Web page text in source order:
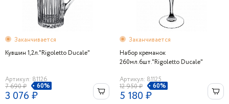
Заканчивается
Кувшин 1,2л."Rigoletto Ducale"
Артикул: 81126
7 690 ₽
60%
3 076 ₽
Заканчивается
Набор креманок
260мл.6шт."Rigoletto Ducale"
Артикул: 81125
12 950 ₽
60%
5 180 ₽